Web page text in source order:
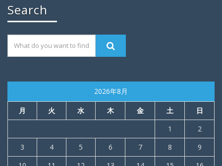
Search
2026年8月
月 火 水 木 金 土
日
1
2
3
4 5 6 7 8
9